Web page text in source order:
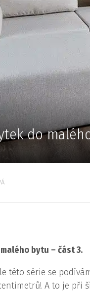
do
bytu – část 3.
této série se
A to je při